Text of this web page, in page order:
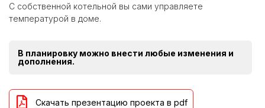
С собственной котельной вы сами управляете
температурой в доме.
В планировку можно внести любые изменения и
дополнения.
Скачать презентацию проекта в pdf